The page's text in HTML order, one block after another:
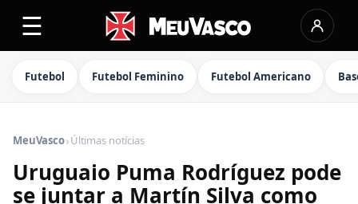
☰
Futebol Futebol Feminino Futebol Americano
MeuVasco›Últimas notícias
Uruguaio Puma Rodríguez pode
se juntar a Martín Silva como